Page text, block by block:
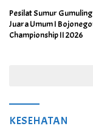
Pesilat Sumur
Juara Umum I
Championship II 2026
KESEHATAN